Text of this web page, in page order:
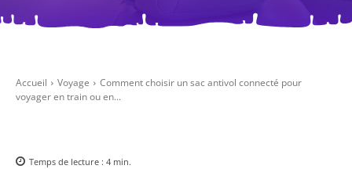
Accueil Voyage
Comment choisir un sac antivol connecté pour
voyager en train ou en...
Temps de lecture : 4 min.